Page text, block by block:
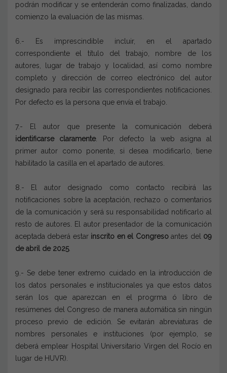
podrán modificar y se entenderán como finalizadas, dando
comienzo la evaluación de las mismas.
6.- Es imprescindible incluir, en el apartado
correspondiente el título del trabajo, nombre de los
autores, lugar de trabajo y localidad, así como nombre
completo y dirección de correo electrónico del autor
designado para recibir las correspondientes notificaciones.
Por defecto es la persona que envía el trabajo.
7.- El autor que presente la comunicación deberá
identificarse claramente. Por defecto la web asigna al
primer autor como ponente, si desea modificarlo, tiene
habilitado la casilla en el apartado de autores.
8.- El autor designado como contacto recibirá las
notificaciones sobre la aceptación, rechazo o comentarios
de la comunicación y será su responsabilidad notificarlo al
resto de autores. El autor presentador de la comunicación
aceptada deberá estarinscrito en el Congresoantes del 09
de abril de 2025.
9.- Se debe tener extremo cuidado en la introducción de
los datos personales e institucionales ya que estos datos
serán los que aparezcan en el progrma ó libro de
resúmenes del Congreso de manera automática sin ningún
proceso previo de edición. Se evitarán abreviaturas de
nombres personales e instituciones (por ejemplo, se
deberá emplear Hospital Universitario Virgen del Rocío en
lugar de HUVR).